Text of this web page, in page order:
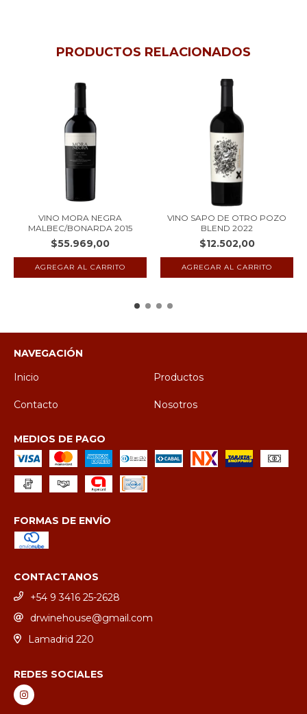
PRODUCTOS RELACIONADOS
VINO MORA NEGRA
MALBEC/BONARDA 2015
$55.969,00
VINO SAPO DE OTRO POZO
BLEND 2022
$12.502,00
NAVEGACIÓN
Inicio
Productos
Contacto Nosotros
MEDIOS DE PAGO
FORMAS DE ENVÍO
CONTACTANOS
+54 9 3416 25-2628
drwinehouse@gmail.com
Lamadrid 220
REDES SOCIALES